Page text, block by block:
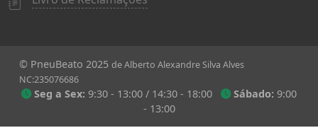
© PneuBeato 2025 de Alberto Alexandre Silva Alves
NC:235076686
Seg a Sex: 9:30 - 13:00 / 14:30 - 18:00 Sábado: 9:00
- 13:00